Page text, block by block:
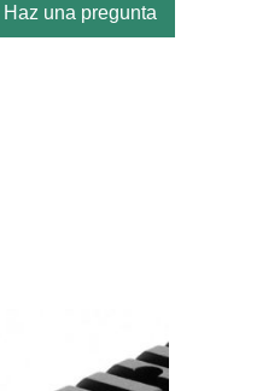
Haz una pregunta